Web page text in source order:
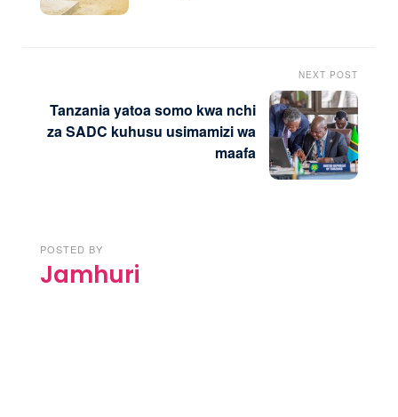
NEXT POST
Tanzania yatoa somo kwa nchi
za SADC kuhusu usimamizi wa
maafa
POSTED BY
Jamhuri